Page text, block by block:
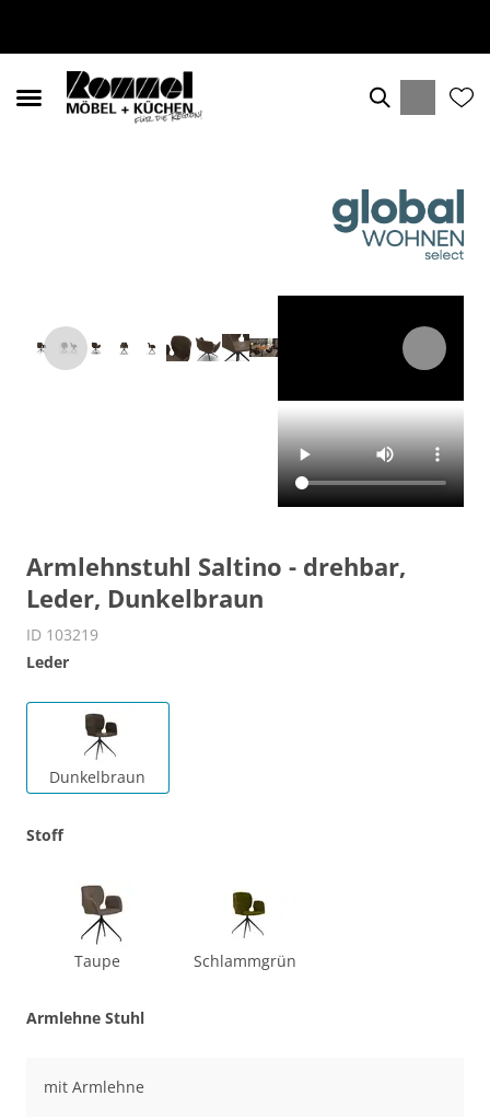
Armlehnstuhl Saltino - drehbar,
Leder, Dunkelbraun
ID 103219
Leder
Dunkelbraun
Stoff
Taupe Schlammgrün
Armlehne Stuhl
mit Armlehne